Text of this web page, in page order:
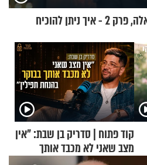
הרב רפאל אוחיון: מקום לשאלה, פרק 2 - איך ניתן להוכיח
קוד פתוח | סדריק בן שבת: "אין
מצב שאני לא מכבד אותך